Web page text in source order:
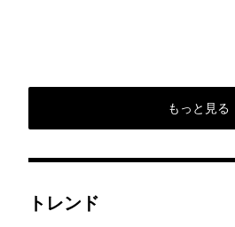
もっと見る
トレンド